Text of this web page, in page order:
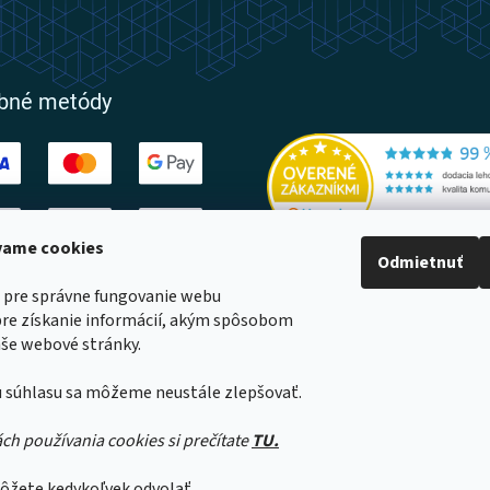
cookies
správne fungovanie webu
získanie informácií, akým spôsobom
webové stránky.
súhlasu sa môžeme neustále zlepšovať.
používania cookies si prečítateTU.
Odmietnuť
metódy